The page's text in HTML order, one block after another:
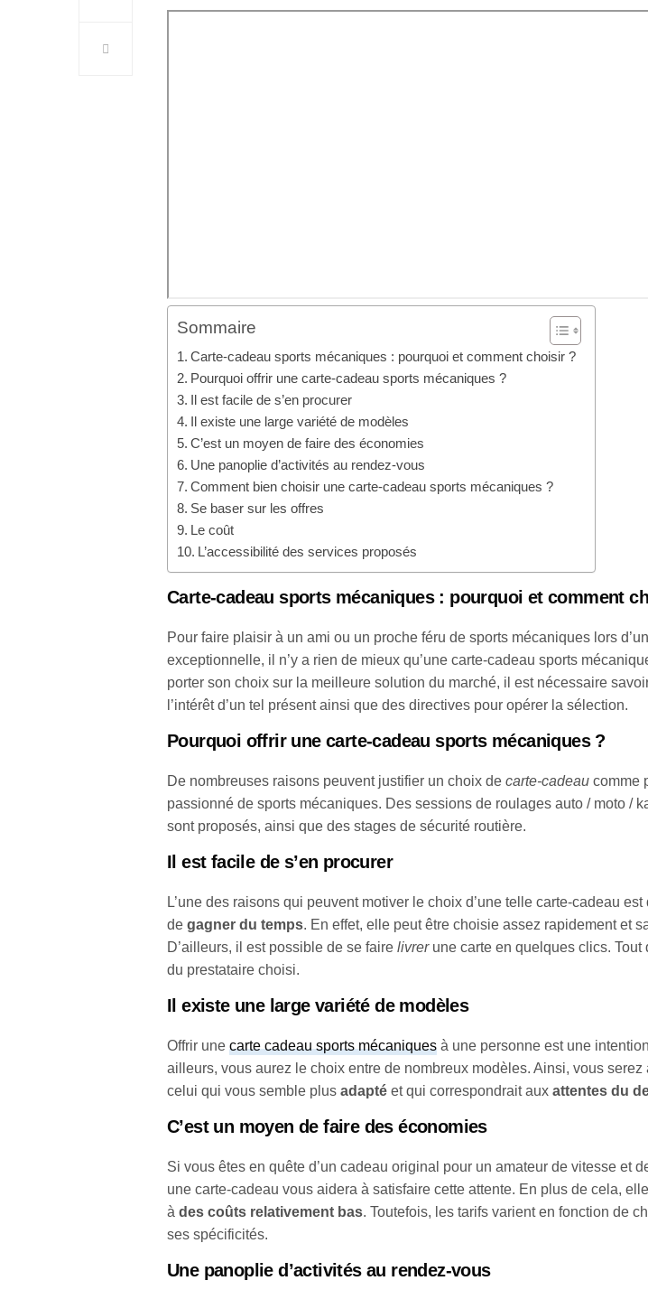
Sommaire
Carte-cadeau sports mécaniques : pourquoi et comment choisir ?
Pourquoi offrir une carte-cadeau sports mécaniques ?
Il est facile de s’en procurer
Il existe une large variété de modèles
C’est un moyen de faire des économies
Une panoplie d’activités au rendez-vous
Comment bien choisir une carte-cadeau sports mécaniques ?
Se baser sur les offres
Le coût
L’accessibilité des services proposés
Carte-cadeau sports mécaniques : pourquoi et comment
Pour faire plaisir à un ami ou un proche féru de sports mécaniques lors
exceptionnelle, il n’y a rien de mieux qu’une carte-cadeau sports
porter son choix sur la meilleure solution du marché, il est nécessaire
l’intérêt d’un tel présent ainsi que des directives pour opérer la sélection.
Pourquoi offrir une carte-cadeau sports mécaniques ?
De nombreuses raisons peuvent justifier un choix decarte-cadeaucomme
passionné de sports mécaniques. Des sessions de roulages auto / moto /
sont proposés, ainsi que des stages de sécurité routière.
Il est facile de s’en procurer
L’une des raisons qui peuvent motiver le choix d’une telle carte-cadeau est
degagner du temps. En effet, elle peut être choisie assez rapidement et
D’ailleurs, il est possible de se fairelivrerune carte en quelques clics. Tout
du prestataire choisi.
Il existe une large variété de modèles
Offrir unecarte cadeau sports mécaniques à une personne est une
ailleurs, vous aurez le choix entre de nombreux modèles. Ainsi, vous serez
celui qui vous semble plusadapté et qui correspondrait auxattentes du
C’est un moyen de faire des économies
Si vous êtes en quête d’un cadeau original pour un amateur de vitesse et
une carte-cadeau vous aidera à satisfaire cette attente. En plus de cela,
àdes coûts relativement bas. Toutefois, les tarifs varient en fonction de
ses spécificités.
Une panoplie d’activités au rendez-vous